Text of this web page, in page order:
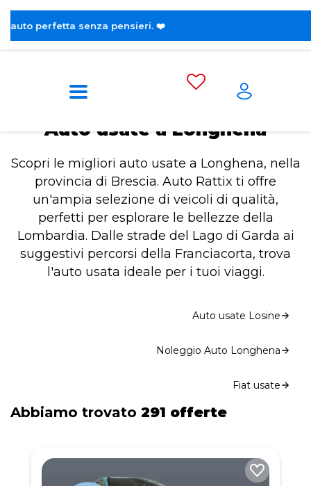
Home Auto usate a Longhena
Auto usate a Longhena
Scopri le migliori auto usate a Longhena, nella
provincia di Brescia. Auto Rattix ti offre
un'ampia selezione di veicoli di qualità,
perfetti per esplorare le bellezze della
Lombardia. Dalle strade del Lago di Garda ai
suggestivi percorsi della Franciacorta, trova
l'auto usata ideale per i tuoi viaggi.
Auto usate Losine
Noleggio Auto Longhena
Fiat usate
Abbiamo trovato 291 offerte